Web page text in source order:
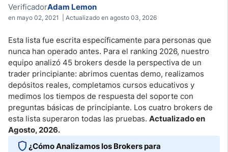
Por Qué las Cuentas Demo son Esenciales para el Principiante
Qué es el Apalancamiento y Cómo Puede Vaciar tu Cuenta
Apalancamiento en España vs. LATAM, una Diferencia Importante
Cómo Empezar a Operar Forex como Principiante
¿Es el Copy Trading una Buena Opción para Principiantes?
VerificadorAdam Lemon
en mayo 02, 2021 | Actualizado en agosto 03, 2026
Esta lista fue escrita específicamente para personas que
nunca han operado antes. Para el ranking 2026, nuestro
equipo analizó 45 brokers desde la perspectiva de un
trader principiante: abrimos cuentas demo, realizamos
depósitos reales, completamos cursos educativos y
medimos los tiempos de respuesta del soporte con
preguntas básicas de principiante. Los cuatro brokers de
esta lista superaron todas las pruebas. Actualizado en
Agosto, 2026.
¿Cómo Analizamos los Brokers para